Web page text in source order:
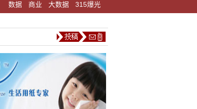
数据
商业 大数据 315爆光